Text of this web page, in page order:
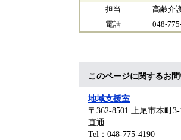
担当
高齢介
電話
048-
このページに関するお
地域支援室
〒362-8501 上尾市本町
直通
Tel：048-775-4190